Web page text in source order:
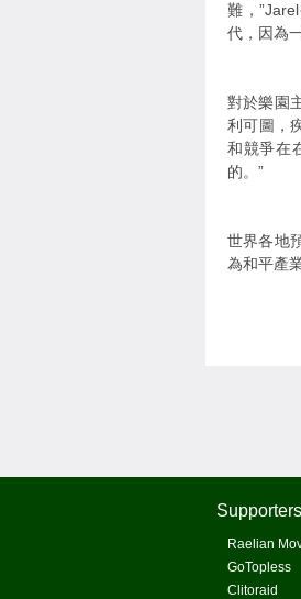
難，
代，因為
對於樂園
利可圖，
和競爭在
的。”
世界各地
為和平產
Supporters
Raelian
GoTopless
Clitoraid